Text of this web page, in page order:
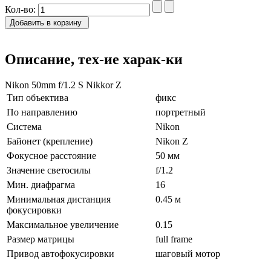
Кол-во:
Добавить в корзину
Описание, тех-ие харак-ки
Nikon 50mm f/1.2 S Nikkor Z
Тип объектива
фикс
По направлению
портретный
Система
Nikon
Байонет (крепление)
Nikon Z
Фокусное расстояние
50 мм
Значение светосилы
f/1.2
Мин. диафрагма
16
Минимальная дистанция
фокусировки
0.45 м
Максимальное увеличение
0.15
Размер матрицы
full frame
Привод автофокусировки шаговый мотор